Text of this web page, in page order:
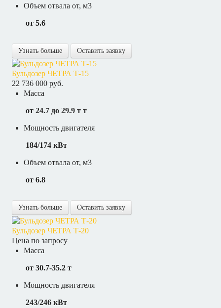
Объем отвала от, м3
от 5.6
Узнать больше Оставить заявку
Бульдозер ЧЕТРА Т-15
22 736 000 руб.
Масса
от 24.7 до 29.9 т т
Мощность двигателя
184/174 кВт
Объем отвала от, м3
от 6.8
Узнать больше Оставить заявку
Бульдозер ЧЕТРА Т-20
Цена по запросу
Масса
от 30.7-35.2 т
Мощность двигателя
243/246 кВт